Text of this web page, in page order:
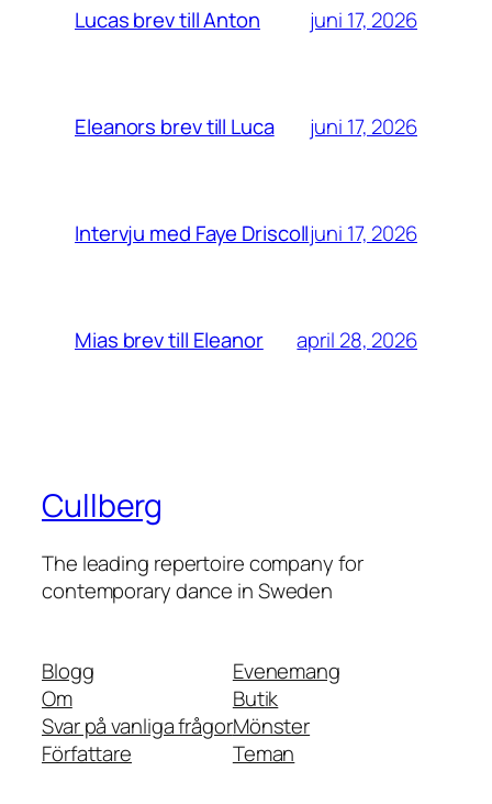
Lucas brev till Anton juni 17, 2026
Eleanors brev till Luca juni 17, 2026
Intervju med Faye Driscolljuni 17, 2026
Mias brev till Eleanor april 28, 2026
Cullberg
The leading repertoire company for
contemporary dance in Sweden
Blogg
Om
Svar på vanliga frågor
Författare
Evenemang
Butik
Mönster
Teman